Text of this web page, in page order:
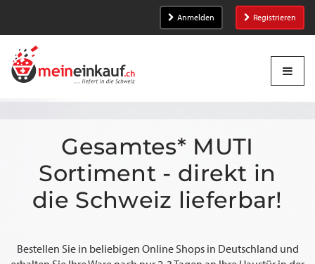
Anmelden Registrieren
Gesamtes* MUTI
Sortiment - direkt in
die Schweiz lieferbar!
Bestellen Sie in beliebigen Online Shops in Deutschland und